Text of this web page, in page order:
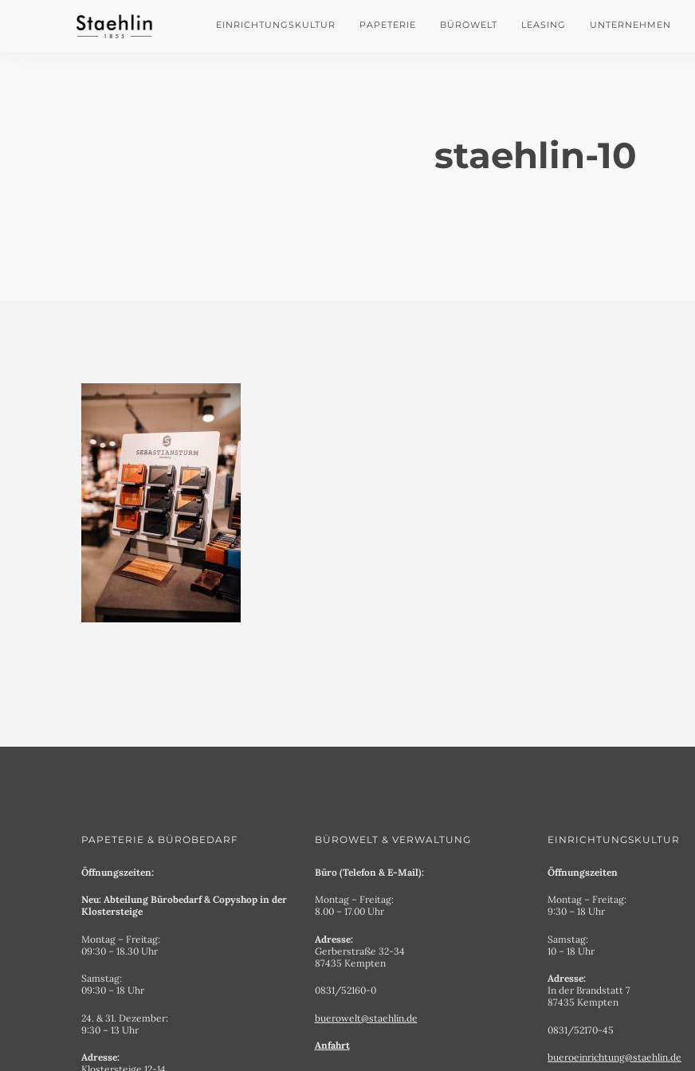
EINRICHTUNGSKULTUR PAPETERIE BÜROWELT LEASING UNTERNEHMEN
staehlin-10
PAPETERIE & BÜROBEDARF
Öffnungszeiten:
Neu: Abteilung Bürobedarf & Copyshop in der
Klostersteige
Montag – Freitag:
09:30 – 18.30 Uhr
Samstag:
09:30 – 18 Uhr
24. & 31. Dezember:
9:30 – 13 Uhr
Adresse:
BÜROWELT & VERWALTUNG
Büro (Telefon & E-Mail):
Montag – Freitag:
8.00 – 17.00 Uhr
Adresse:
Gerberstraße 32-34
87435 Kempten
0831/52160-0
buerowelt@staehlin.de
Anfahrt
EINRICHTUNGSKULTUR
Öffnungszeiten
Montag – Freitag:
9:30 – 18 Uhr
Samstag:
10 – 18 Uhr
Adresse:
In der Brandstatt 7
87435 Kempten
0831/52170-45
bueroeinrichtung@staehlin.de